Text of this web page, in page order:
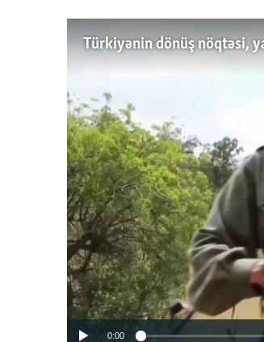
0:00